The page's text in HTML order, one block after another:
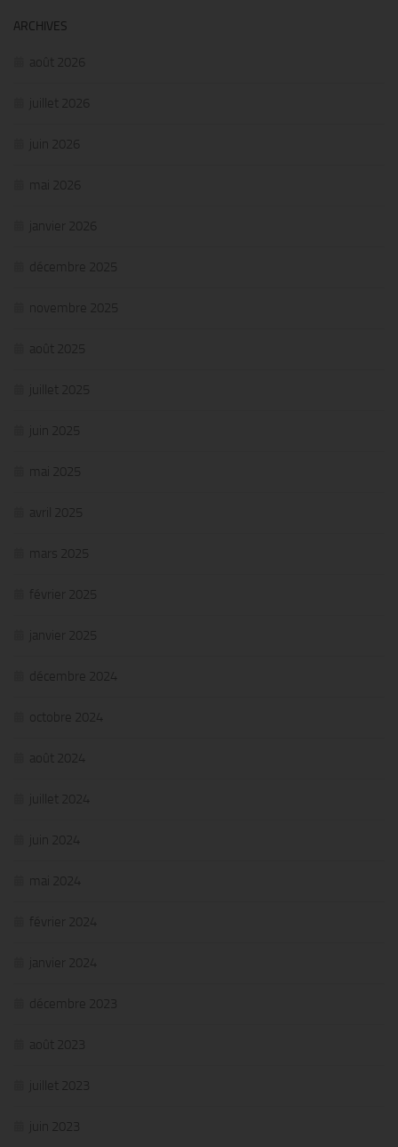
ARCHIVES
août 2026
juillet 2026
juin 2026
mai 2026
janvier 2026
décembre 2025
novembre 2025
août 2025
juillet 2025
juin 2025
mai 2025
avril 2025
mars 2025
février 2025
janvier 2025
décembre 2024
octobre 2024
août 2024
juillet 2024
juin 2024
mai 2024
février 2024
janvier 2024
décembre 2023
août 2023
juillet 2023
juin 2023